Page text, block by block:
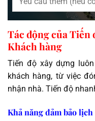
Tác động của Tiến
Khách hàng
Tiến độ xây dựng
khách hàng, từ việc
nhận nhà. Tiến độ
Khả năng đảm bảo